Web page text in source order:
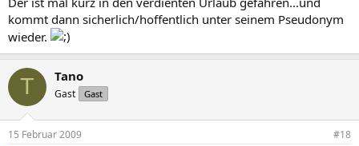
kommt dann sicherlich/hoffentlich unter seinem Pseudonym
wieder.
T Tano
Gast Gast
15 Februar 2009 #18